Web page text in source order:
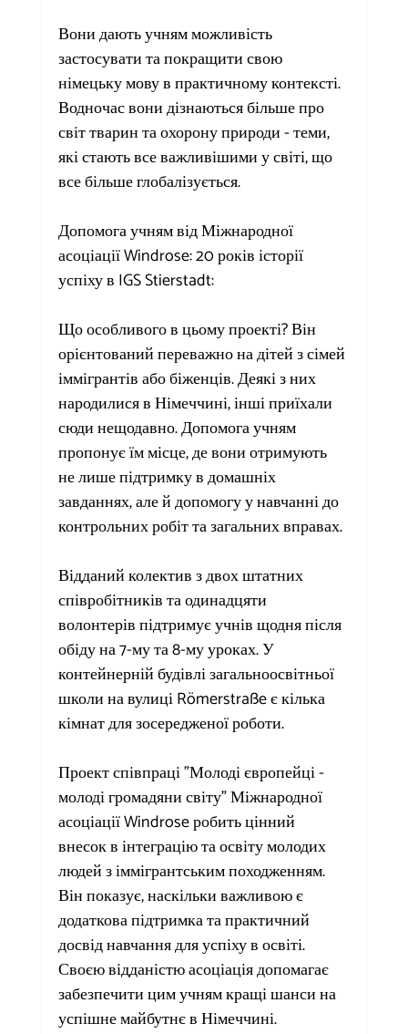
Вони дають учням можливість
застосувати та покращити свою
німецьку мову в практичному контексті.
Водночас вони дізнаються більше про
світ тварин та охорону природи - теми,
які стають все важливішими у світі, що
все більше глобалізується.
Допомога учням від Міжнародної
асоціації Windrose: 20 років історії
успіху в IGS Stierstadt:
Що особливого в цьому проекті? Він
орієнтований переважно на дітей з сімей
іммігрантів або біженців. Деякі з них
народилися в Німеччині, інші приїхали
сюди нещодавно. Допомога учням
пропонує їм місце, де вони отримують
не лише підтримку в домашніх
завданнях, але й допомогу у навчанні до
контрольних робіт та загальних вправах.
Відданий колектив з двох штатних
співробітників та одинадцяти
волонтерів підтримує учнів щодня після
обіду на 7-му та 8-му уроках. У
контейнерній будівлі загальноосвітньої
школи на вулиці Römerstraße є кілька
кімнат для зосередженої роботи.
Проект співпраці "Молоді європейці -
молоді громадяни світу" Міжнародної
асоціації Windrose робить цінний
внесок в інтеграцію та освіту молодих
людей з іммігрантським походженням.
Він показує, наскільки важливою є
додаткова підтримка та практичний
досвід навчання для успіху в освіті.
Своєю відданістю асоціація допомагає
забезпечити цим учням кращі шанси на
успішне майбутнє в Німеччині.